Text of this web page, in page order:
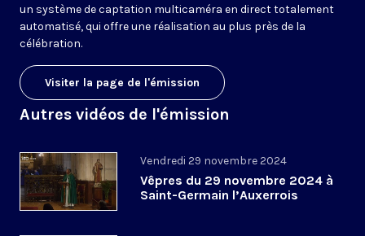
un système de captation multicaméra en direct totalement
automatisé, qui offre une réalisation au plus près de la
célébration.
Visiter la page de l'émission
Autres vidéos de l'émission
Vendredi 29 novembre 2024
Vêpres du 29 novembre 2024 à
Saint-Germain l’Auxerrois